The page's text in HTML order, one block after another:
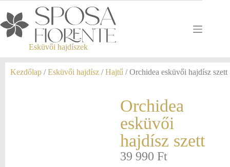
Esküvői hajdíszek
Kezdőlap /Esküvői hajdísz /Hajtű / Orchidea esküvői hajdísz szett
Orchidea
esküvői
hajdísz szett
39 990 Ft